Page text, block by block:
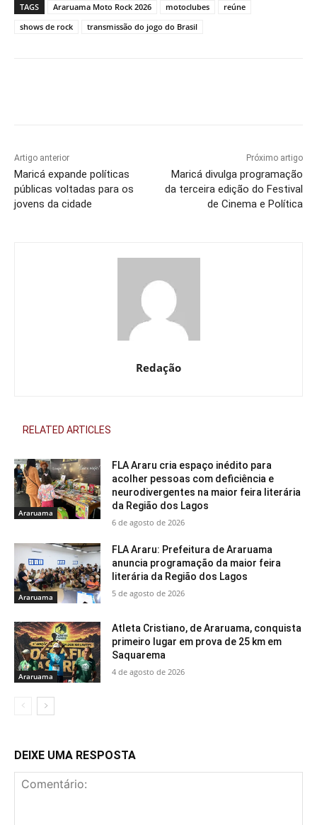
TAGS Araruama Moto Rock 2026 motoclubes
reúne
shows de rock
transmissão do jogo do Brasil
Artigo anterior
Maricá expande políticas
públicas voltadas para os
jovens da cidade
Próximo artigo
Maricá divulga programação
da terceira edição do Festival
de Cinema e Política
Redação
RELATED ARTICLES
Araruama
FLA Araru cria espaço inédito para
acolher pessoas com deficiência e
neurodivergentes na maior feira literária
da Região dos Lagos
6 de agosto de 2026
Araruama
FLA Araru: Prefeitura de Araruama
anuncia programação da maior feira
literária da Região dos Lagos
5 de agosto de 2026
Araruama
Atleta Cristiano, de Araruama, conquista
primeiro lugar em prova de 25 km em
Saquarema
4 de agosto de 2026
DEIXE UMA RESPOSTA